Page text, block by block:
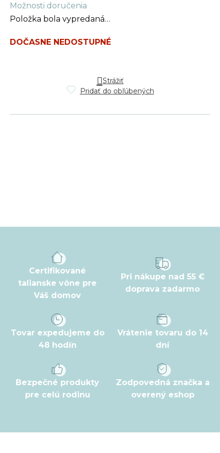
cena:
DOČASNE NEDOSTUPNÉ
Možnosti doručenia
Položka bola vypredaná…
Strážiť
Pridať do obľúbených
á
Certifikované
talianske vône pre
Váš domov
Pri nákupe nad 55 €
doprava zadarmo
Tovar expedujeme do
48 hodín
Vrátenie tovaru do 14
dní
Bezpečné produkty
pre celú rodinu
Zodpovedná značka a
overený eshop